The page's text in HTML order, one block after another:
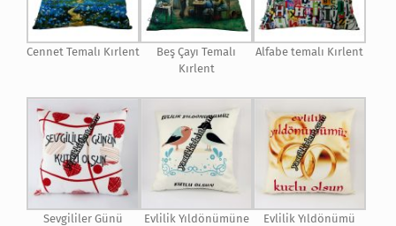
Cennet Temalı Kırlent
Beş Çayı Temalı
Kırlent
Alfabe temalı Kırlent
Sevgililer Günü
Evlilik Yıldönümüne
Evlilik Yıldönümü